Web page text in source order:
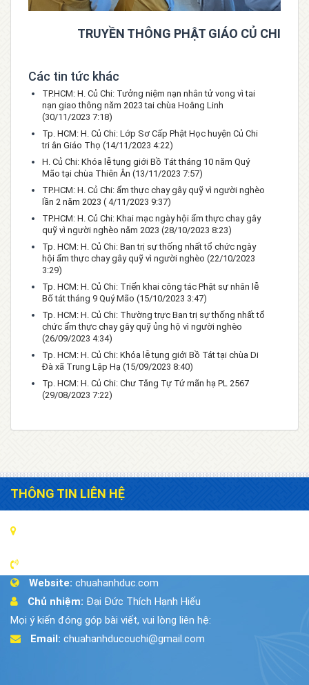
TRUYỀN THÔNG PHẬT GIÁO CỦ CHI
Các tin tức khác
TP.HCM: H. Củ Chi: Tưởng niệm nạn nhân tử vong vì tai
nạn giao thông năm 2023 tai chùa Hoằng Linh
(30/11/2023 7:18)
Tp. HCM: H. Củ Chi: Lớp Sơ Cấp Phật Học huyện Củ Chi
tri ân Giáo Thọ (14/11/2023 4:22)
H. Củ Chi: Khóa lễ tụng giới Bồ Tát tháng 10 năm Quý
Mão tại chùa Thiên Ân (13/11/2023 7:57)
TP.HCM: H. Củ Chi: ẩm thực chay gây quỹ vì người nghèo
lần 2 năm 2023 ( 4/11/2023 9:37)
TP.HCM: H. Củ Chi: Khai mạc ngày hội ẩm thực chay gây
quỹ vì người nghèo năm 2023 (28/10/2023 8:23)
Tp. HCM: H. Củ Chi: Ban trị sự thống nhất tổ chức ngày
hội ẩm thực chay gây quỹ vì người nghèo (22/10/2023
3:29)
Tp. HCM: H. Củ Chi: Triển khai công tác Phật sự nhân lễ
Bố tát tháng 9 Quý Mão (15/10/2023 3:47)
Tp. HCM: H. Củ Chi: Thường trực Ban trị sự thống nhất tổ
chức ẩm thực chay gây quỹ ủng hộ vì người nghèo
(26/09/2023 4:34)
Tp. HCM: H. Củ Chi: Khóa lễ tụng giới Bồ Tát tại chùa Di
Đà xã Trung Lập Hạ (15/09/2023 8:40)
Tp. HCM: H. Củ Chi: Chư Tăng Tự Tứ mãn hạ PL 2567
(29/08/2023 7:22)
THÔNG TIN LIÊN HỆ
Website: chuahanhduc.com
Chủ nhiệm: Đại Đức Thích Hạnh Hiếu
Mọi ý kiến đóng góp bài viết, vui lòng liên hệ:
Email: chuahanhduccuchi@gmail.com